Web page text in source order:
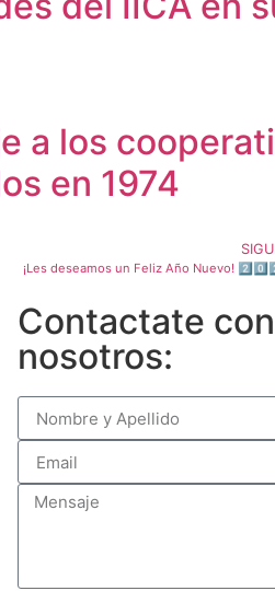
a los
en 1974
¡Les deseamos un Feliz Año Nuevo!
Contactate con
nosotros: